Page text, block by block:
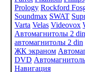
Prology Rockford
Soundmax SWAT
Varta Velas Videovox
Автомагнитолы 2 din
автомагнитолы 2 din
ЖК экраном
DVD
Навигация